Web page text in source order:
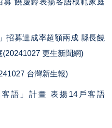
募 饒慶鈴表揚客語模範家庭
招募達成率超額兩成 縣長饒
(20241027 更生新聞網)
台灣新生報)
語」計畫 表揚14戶客語